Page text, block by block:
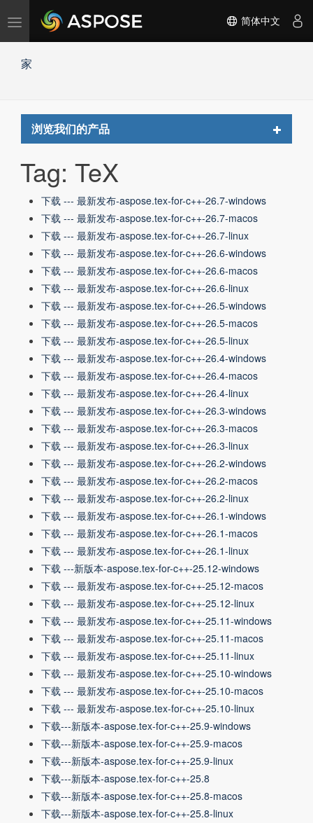
切
航
简体中文
家
浏览我们的产品
Toggle
Tag: TeX
下载 --- 最新发布-aspose.tex-for-c++-26.7-windows
下载 --- 最新发布-aspose.tex-for-c++-26.7-macos
下载 --- 最新发布-aspose.tex-for-c++-26.7-linux
下载 --- 最新发布-aspose.tex-for-c++-26.6-windows
下载 --- 最新发布-aspose.tex-for-c++-26.6-macos
下载 --- 最新发布-aspose.tex-for-c++-26.6-linux
下载 --- 最新发布-aspose.tex-for-c++-26.5-windows
下载 --- 最新发布-aspose.tex-for-c++-26.5-macos
下载 --- 最新发布-aspose.tex-for-c++-26.5-linux
下载 --- 最新发布-aspose.tex-for-c++-26.4-windows
下载 --- 最新发布-aspose.tex-for-c++-26.4-macos
下载 --- 最新发布-aspose.tex-for-c++-26.4-linux
下载 --- 最新发布-aspose.tex-for-c++-26.3-windows
下载 --- 最新发布-aspose.tex-for-c++-26.3-macos
下载 --- 最新发布-aspose.tex-for-c++-26.3-linux
下载 --- 最新发布-aspose.tex-for-c++-26.2-windows
下载 --- 最新发布-aspose.tex-for-c++-26.2-macos
下载 --- 最新发布-aspose.tex-for-c++-26.2-linux
下载 --- 最新发布-aspose.tex-for-c++-26.1-windows
下载 --- 最新发布-aspose.tex-for-c++-26.1-macos
下载 --- 最新发布-aspose.tex-for-c++-26.1-linux
下载 ---新版本-aspose.tex-for-c++-25.12-windows
下载 --- 最新发布-aspose.tex-for-c++-25.12-macos
下载 --- 最新发布-aspose.tex-for-c++-25.12-linux
下载 --- 最新发布-aspose.tex-for-c++-25.11-windows
下载 --- 最新发布-aspose.tex-for-c++-25.11-macos
下载 --- 最新发布-aspose.tex-for-c++-25.11-linux
下载 --- 最新发布-aspose.tex-for-c++-25.10-windows
下载 --- 最新发布-aspose.tex-for-c++-25.10-macos
下载 --- 最新发布-aspose.tex-for-c++-25.10-linux
下载---新版本-aspose.tex-for-c++-25.9-windows
下载---新版本-aspose.tex-for-c++-25.9-macos
下载---新版本-aspose.tex-for-c++-25.9-linux
下载---新版本-aspose.tex-for-c++-25.8
下载---新版本-aspose.tex-for-c++-25.8-macos
下载---新版本-aspose.tex-for-c++-25.8-linux